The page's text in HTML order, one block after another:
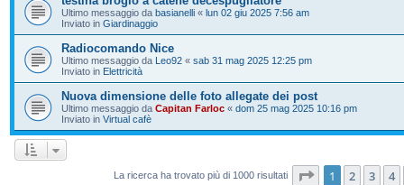
Ultimo messaggio da basianelli « lun 02 giu 2025 7:56 am
Inviato in Giardinaggio
Radiocomando Nice
Ultimo messaggio da Leo92 « sab 31 mag 2025 12:25 pm
Inviato in Elettricità
Nuova dimensione delle foto allegate dei post
Ultimo messaggio da Capitan Farloc « dom 25 mag 2025 10:16 pm
Inviato in Virtual cafè
La ricerca ha trovato più di 1000 risultati Pagina di 20
1 2 3 4